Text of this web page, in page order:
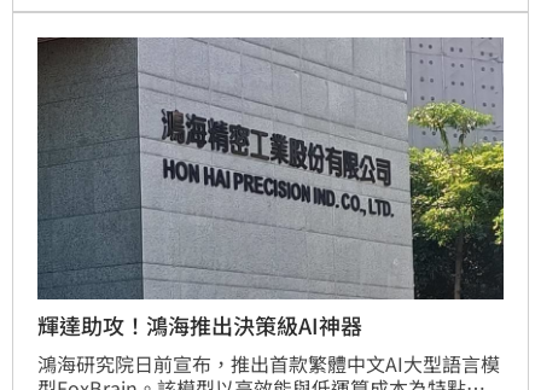
金鑰分配。
輝達助攻！鴻海推出決策級AI神器
鴻海研究院日前宣布，推出首款繁體中文AI大型語言模